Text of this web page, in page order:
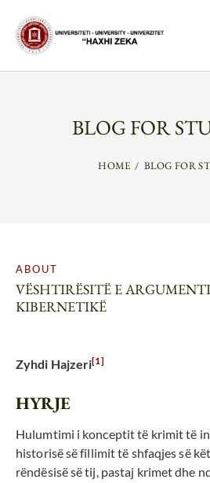
BLOG FOR
HOME BLOG FOR
ABOUT
VËSHTIRËSITË E
KIBERNETIKË
Zyhdi Hajzeri[1]
HYRJE
Hulumtimi i konceptit të krimit të
historisë së fillimit të shfaqjes së
rëndësisë së tij, pastaj krimet dhe